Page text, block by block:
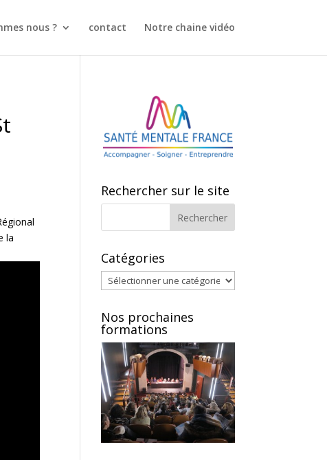
nous ? contact Notre chaine vidéo
la
Rechercher sur le site
Catégories
Catégories
Nos prochaines
formations